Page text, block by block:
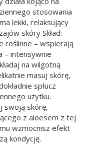
stosowania
lekki, relaksujący
skóry Skład:
roślinne – wspierają
– intensywnie
na wilgotną
masuj skórę,
spłucz
użytku.
swoją skórę,
z aloesem z tej
wzmocnisz efekt
kondycję.